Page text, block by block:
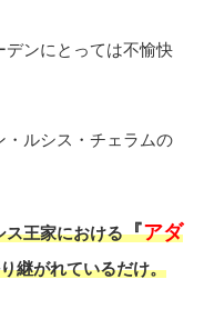
デンにとっては不愉快
・ルシス・チェラムの
ス王家における『アダ
継がれているだけ。